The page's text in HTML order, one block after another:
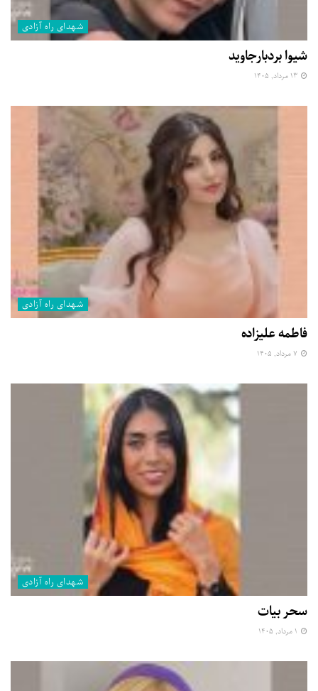
شهدای راه آزادی
شیوا بردبارجاوید
شهدای راه آزادی
فاطمه علیزاده
شهدای راه آزادی
سحر بیات